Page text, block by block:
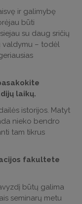
ir galimybę
būti
su daug sričių
valdymu – todėl
laikų.
istorijos. Matyt
nieko bendro
tam tikrus
fakultete
būtų galima
seminarų metu